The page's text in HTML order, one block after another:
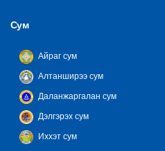
Сум
Айраг сум
Алтанширээ сум
Даланжаргалан сум
Дэлгэрэх сум
Иххэт сум